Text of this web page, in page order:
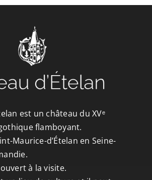
est un château du XVᵉ
flamboyant.
Maurice-d’Ételan en Seine-
à la visite.